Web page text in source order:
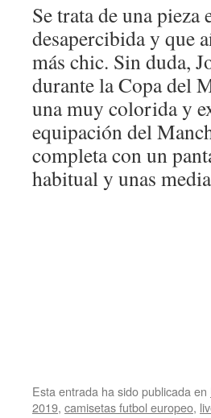
Se trata de una pieza
desapercibida y que
más chic. Sin duda,
durante la Copa del
una muy colorida y
equipación del
completa con un
habitual y unas
Esta entrada ha sido publicada en
2019, camisetas futbol europeo,